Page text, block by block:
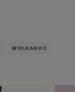
WIELKANOC